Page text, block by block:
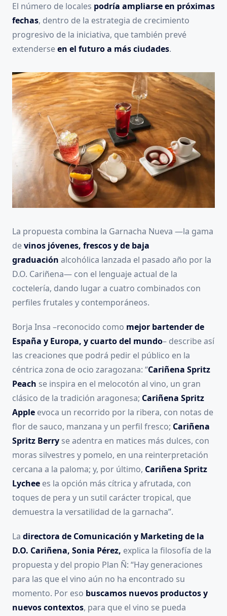
El número de locales podría ampliarse en próximas
fechas, dentro de la estrategia de crecimiento
progresivo de la iniciativa, que también prevé
extenderseen el futuro a más ciudades.
La propuesta combina la Garnacha Nueva —la gama
devinos jóvenes, frescos y de baja
graduación alcohólica lanzada el pasado año por la
D.O. Cariñena— con el lenguaje actual de la
coctelería, dando lugar a cuatro combinados con
perfiles frutales y contemporáneos.
Borja Insa –reconocido como mejor bartender de
España y Europa, y cuarto del mundo– describe así
las creaciones que podrá pedir el público en la
céntrica zona de ocio zaragozana: “Cariñena Spritz
Peach se inspira en el melocotón al vino, un gran
clásico de la tradición aragonesa; Cariñena Spritz
Apple evoca un recorrido por la ribera, con notas de
flor de sauco, manzana y un perfil fresco; Cariñena
Spritz Berry se adentra en matices más dulces, con
moras silvestres y pomelo, en una reinterpretación
cercana a la paloma; y, por último, Cariñena Spritz
Lychee es la opción más cítrica y afrutada, con
toques de pera y un sutil carácter tropical, que
demuestra la versatilidad de la garnacha”.
La directora de Comunicación y Marketing de la
D.O. Cariñena, Sonia Pérez, explica la filosofía de la
propuesta y del propio Plan Ñ: “Hay generaciones
para las que el vino aún no ha encontrado su
momento. Por eso buscamos nuevos productos y
nuevos contextos, para que el vino se pueda